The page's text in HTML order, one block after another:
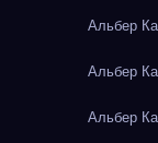
Альбер
Альбер
Альбер